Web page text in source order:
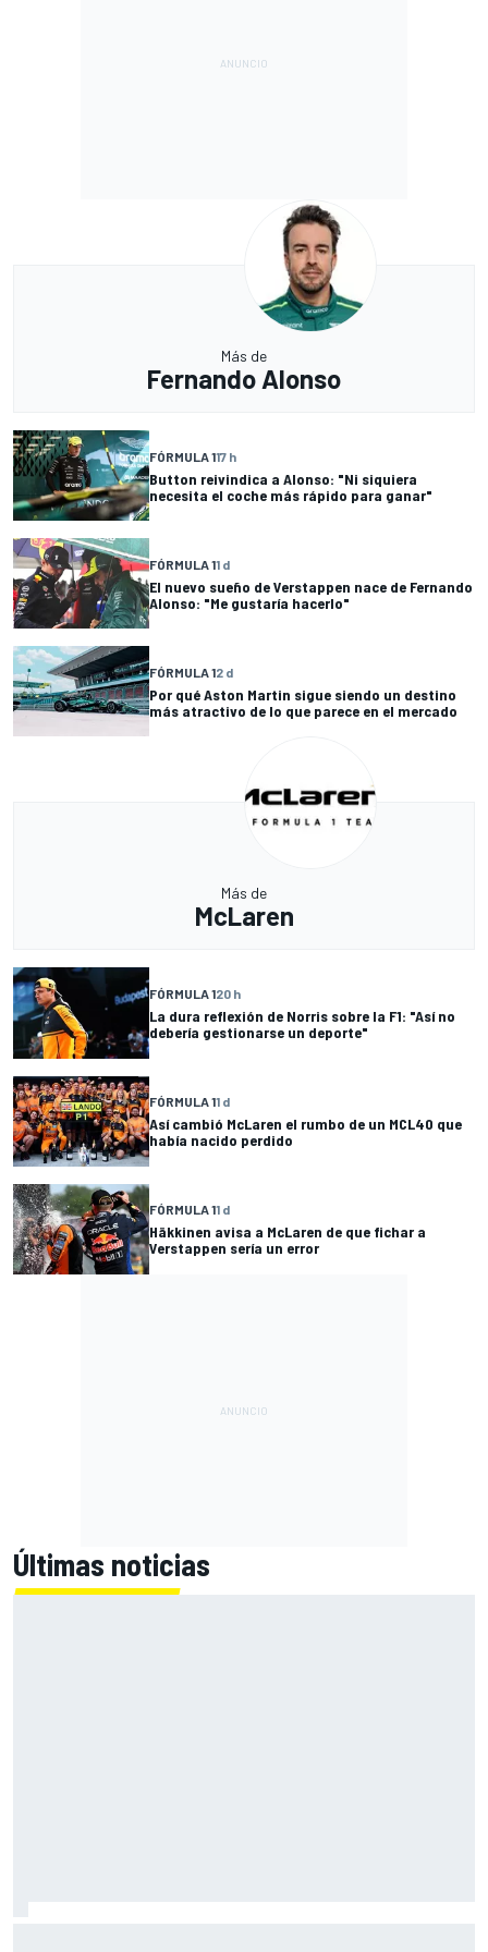
Más de
Fernando Alonso
FÓRMULA 117 h
Button reivindica a Alonso: "Ni siquiera
necesita el coche más rápido para ganar"
FÓRMULA 11 d
El nuevo sueño de Verstappen nace de Fernando
Alonso: "Me gustaría hacerlo"
FÓRMULA 12 d
Por qué Aston Martin sigue siendo un destino
más atractivo de lo que parece en el mercado
Más de
McLaren
FÓRMULA 120 h
La dura reflexión de Norris sobre la F1: "Así no
debería gestionarse un deporte"
FÓRMULA 11 d
Así cambió McLaren el rumbo de un MCL40 que
había nacido perdido
FÓRMULA 11 d
Häkkinen avisa a McLaren de que fichar a
Verstappen sería un error
Últimas noticias